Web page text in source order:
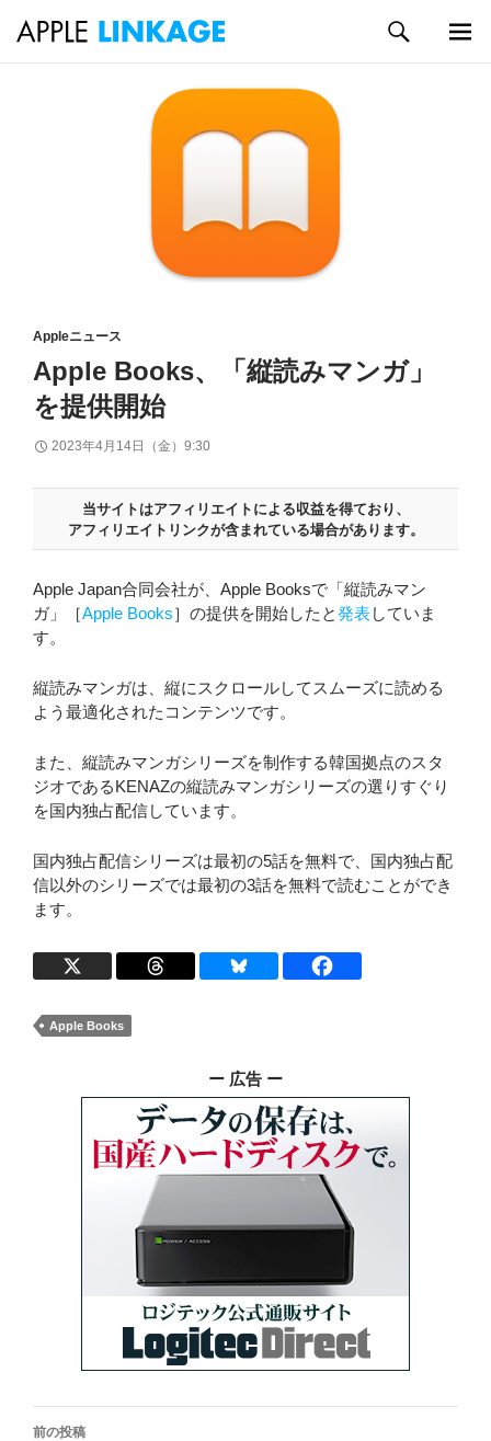
索
Appleニュース
Apple Books、「縦読みマンガ」
を提供開始
2023年4月14日（金）9:30
当サイトはアフィリエイトによる収益を得ており、
アフィリエイトリンクが含まれている場合があります。
Apple Japan合同会社が、Apple Booksで「縦読みマン
ガ」［Apple Books］の提供を開始したと発表していま
す。
縦読みマンガは、縦にスクロールしてスムーズに読める
よう最適化されたコンテンツです。
また、縦読みマンガシリーズを制作する韓国拠点のスタ
ジオであるKENAZの縦読みマンガシリーズの選りすぐり
を国内独占配信しています。
国内独占配信シリーズは最初の5話を無料で、国内独占配
信以外のシリーズでは最初の3話を無料で読むことができ
ます。
Apple Books
ー 広告 ー
投
前の投稿